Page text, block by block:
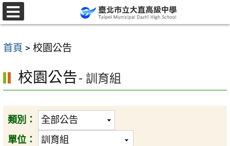
跳
至
要
容
首頁 > 校園公告
校園公告- 訓育組
類別：
單位：
選
單